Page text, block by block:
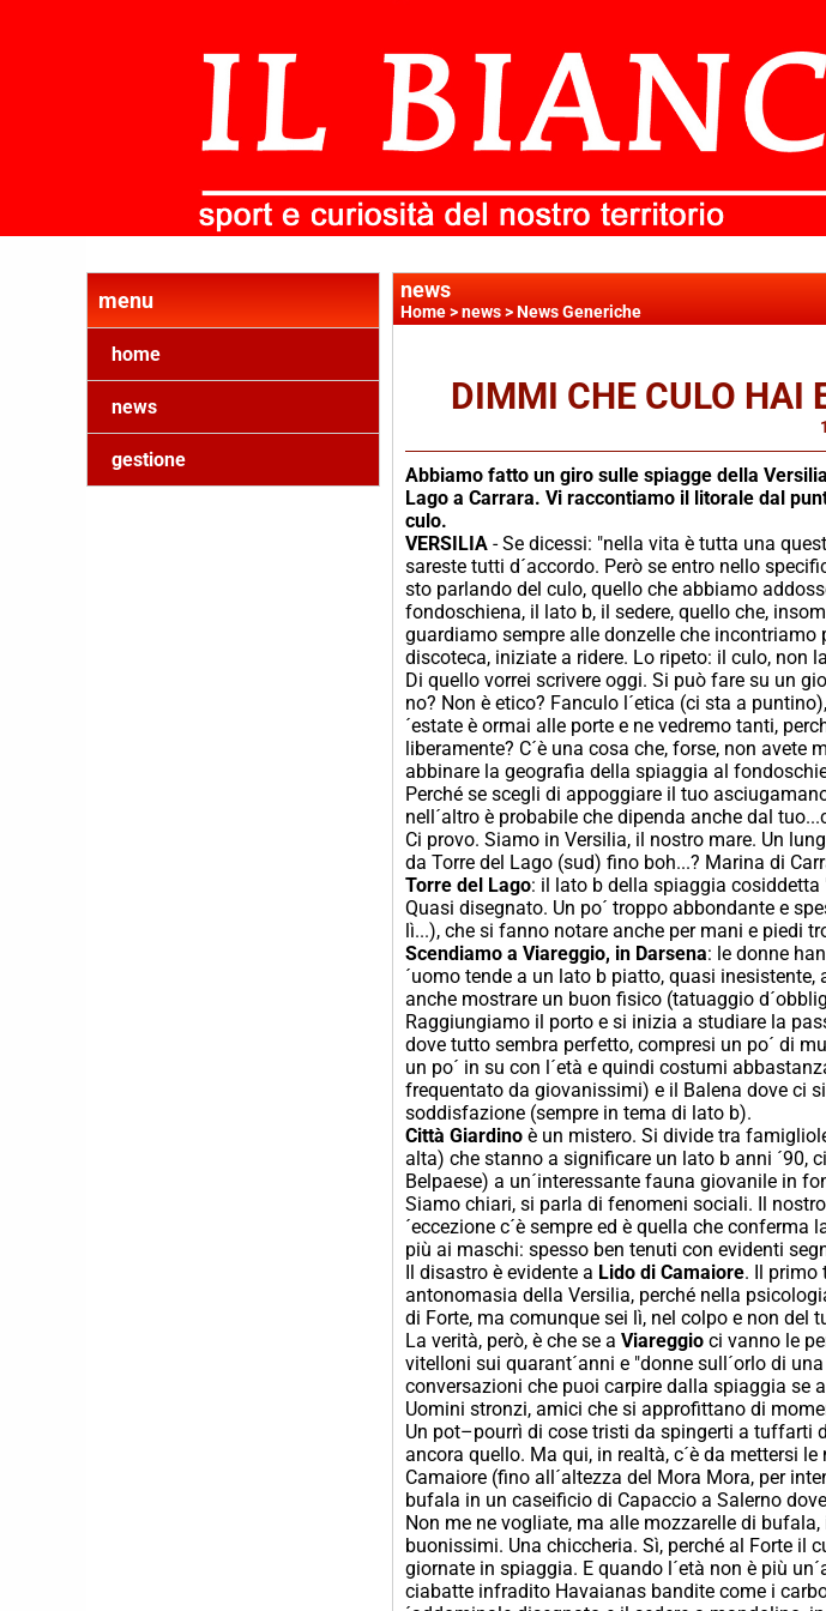
menu
home
news
gestione
news
Home>news>News Generiche
DIMMI CHE CULO HAI
Abbiamo fatto un giro sulle spiagge della
Lago a Carrara. Vi raccontiamo il litorale dal
culo.
VERSILIA - Se dicessi: "nella vita è tutta una
sareste tutti d´accordo. Però se entro nello
sto parlando del culo, quello che abbiamo
fondoschiena, il lato b, il sedere, quello che,
guardiamo sempre alle donzelle che incontriamo
discoteca, iniziate a ridere. Lo ripeto: il culo, non
Di quello vorrei scrivere oggi. Si può fare su un
no? Non è etico? Fanculo l´etica (ci sta a
´estate è ormai alle porte e ne vedremo tanti,
liberamente? C´è una cosa che, forse, non avete
abbinare la geografia della spiaggia al
Perché se scegli di appoggiare il tuo
nell´altro è probabile che dipenda anche dal
Ci provo. Siamo in Versilia, il nostro mare. Un
da Torre del Lago (sud) fino boh...? Marina di
Torre del Lago: il lato b della spiaggia
Quasi disegnato. Un po´ troppo abbondante e
lì...), che si fanno notare anche per mani e piedi
Scendiamo a Viareggio, in Darsena: le donne
´uomo tende a un lato b piatto, quasi
anche mostrare un buon fisico (tatuaggio
Raggiungiamo il porto e si inizia a studiare la
dove tutto sembra perfetto, compresi un po´ di
un po´ in su con l´età e quindi costumi
frequentato da giovanissimi) e il Balena dove ci
soddisfazione (sempre in tema di lato b).
Città Giardino è un mistero. Si divide tra
alta) che stanno a significare un lato b anni ´90,
Belpaese) a un´interessante fauna giovanile in
Siamo chiari, si parla di fenomeni sociali. Il
´eccezione c´è sempre ed è quella che
più ai maschi: spesso ben tenuti con evidenti
Il disastro è evidente a Lido di Camaiore. Il primo
antonomasia della Versilia, perché nella
di Forte, ma comunque sei lì, nel colpo e non del
La verità, però, è che se a Viareggio ci vanno le
vitelloni sui quarant´anni e "donne sull´orlo di
conversazioni che puoi carpire dalla spiaggia se
Uomini stronzi, amici che si approfittano di
Un pot–pourrì di cose tristi da spingerti a tuffarti
ancora quello. Ma qui, in realtà, c´è da mettersi
Camaiore (fino all´altezza del Mora Mora, per
bufala in un caseificio di Capaccio a Salerno
Non me ne vogliate, ma alle mozzarelle di
buonissimi. Una chiccheria. Sì, perché al Forte il
giornate in spiaggia. E quando l´età non è più
ciabatte infradito Havaianas bandite come i